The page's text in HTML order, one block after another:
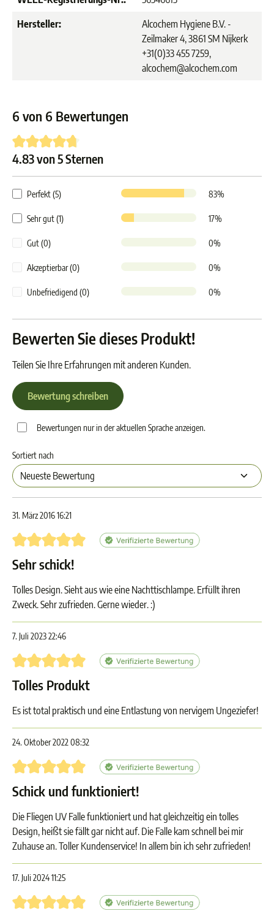
Hersteller:
Alcochem Hygiene B.V. -
Zeilmaker 4, 3861 SM Nijkerk
+31(0)33 455 7259,
alcochem@alcochem.com
6 von 6 Bewertungen
Durchschnittliche Bewertung von 4.8 von 5 Sternen
4.83 von 5 Sternen
Perfekt (5) 83%
Sehr gut (1) 17%
Gut (0) 0%
Akzeptierbar (0) 0%
Unbefriedigend (0) 0%
Bewerten Sie dieses Produkt!
Teilen Sie Ihre Erfahrungen mit anderen Kunden.
Bewertung schreiben
Bewertungen nur in der aktuellen Sprache anzeigen.
Sortiert nach
31. März 2016 16:21
Bewertung mit 5 von 5 Sternen
Sehr schick!
Tolles Design. Sieht aus wie eine Nachttischlampe. Erfüllt ihren
Zweck. Sehr zufrieden. Gerne wieder. :)
7. Juli 2023 22:46
Bewertung mit 5 von 5 Sternen
Tolles Produkt
Es ist total praktisch und eine Entlastung von nervigem Ungeziefer!
24. Oktober 2022 08:32
Bewertung mit 5 von 5 Sternen
Schick und funktioniert!
Die Fliegen UV Falle funktioniert und hat gleichzeitig ein tolles
Design, heißt sie fällt gar nicht auf. Die Falle kam schnell bei mir
Zuhause an. Toller Kundenservice! In allem bin ich sehr zufrieden!
17. Juli 2024 11:25
Bewertung mit 5 von 5 Sternen